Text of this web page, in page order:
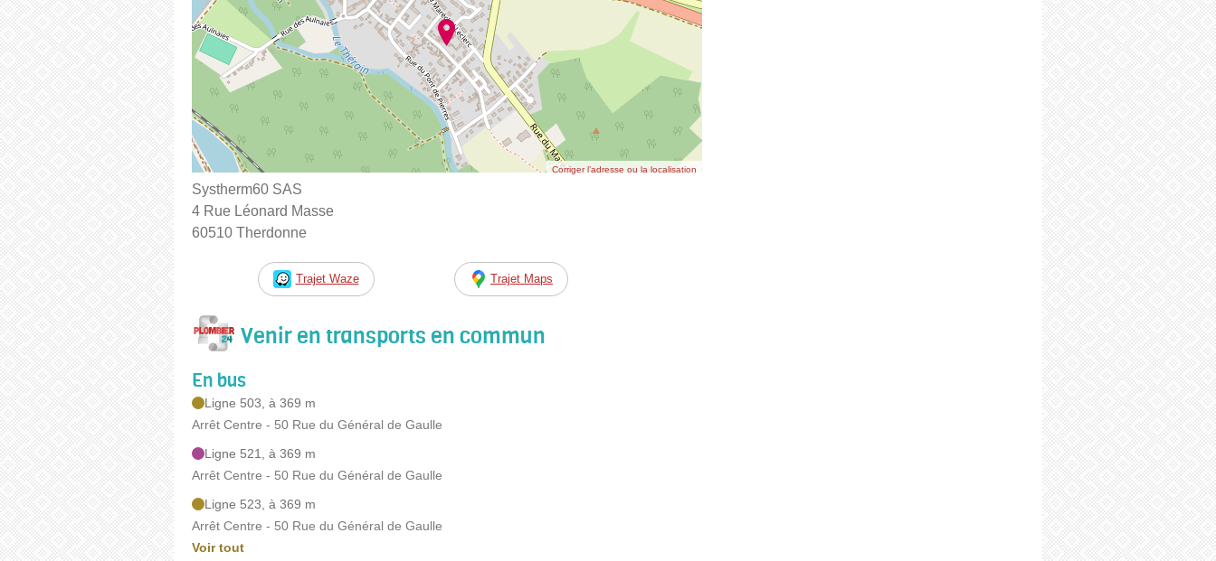
Corriger l’adresse ou la localisation
Systherm60 SAS
4 Rue Léonard Masse
60510 Therdonne
Trajet Waze Trajet Maps
Venir en transports en commun
En bus
Ligne 503, à 369 m
Arrêt Centre - 50 Rue du Général de Gaulle
Ligne 521, à 369 m
Arrêt Centre - 50 Rue du Général de Gaulle
Ligne 523, à 369 m
Arrêt Centre - 50 Rue du Général de Gaulle
Voir tout